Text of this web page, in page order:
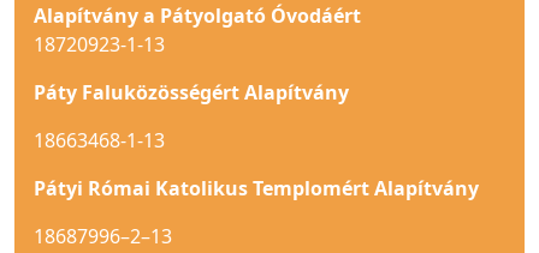
Alapítvány a Pátyolgató Óvodáért
18720923-1-13
Páty Faluközösségért Alapítvány
18663468-1-13
Pátyi Római Katolikus Templomért Alapítvány
18687996–2–13